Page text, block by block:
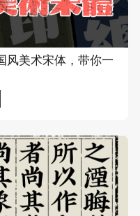
风美术宋体，带你一